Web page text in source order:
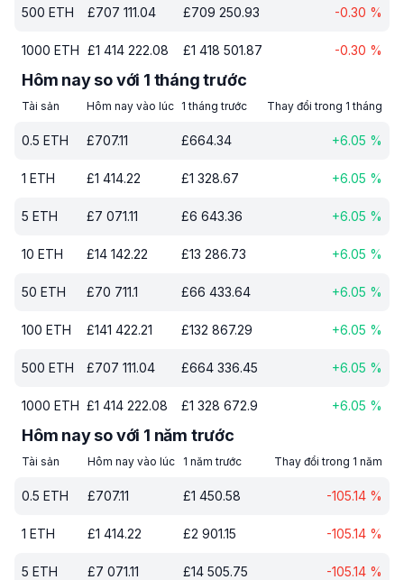
500 ETH £707 111.04 £709 250.93 -0.30 %
1000 ETH £1 414 222.08 £1 418 501.87 -0.30 %
Hôm nay so với 1 tháng trước
Tài sản Hôm nay vào lúc 1 tháng trước Thay đổi trong 1 tháng
0.5 ETH £707.11 £664.34 +6.05 %
1 ETH £1 414.22 £1 328.67 +6.05 %
5 ETH £7 071.11 £6 643.36 +6.05 %
10 ETH £14 142.22 £13 286.73 +6.05 %
50 ETH £70 711.1 £66 433.64 +6.05 %
100 ETH £141 422.21 £132 867.29 +6.05 %
500 ETH £707 111.04 £664 336.45 +6.05 %
1000 ETH £1 414 222.08 £1 328 672.9 +6.05 %
Hôm nay so với 1 năm trước
Tài sản Hôm nay vào lúc 1 năm trước Thay đổi trong 1 năm
0.5 ETH £707.11 £1 450.58 -105.14 %
1 ETH £1 414.22 £2 901.15 -105.14 %
5 ETH £7 071.11 £14 505.75 -105.14 %